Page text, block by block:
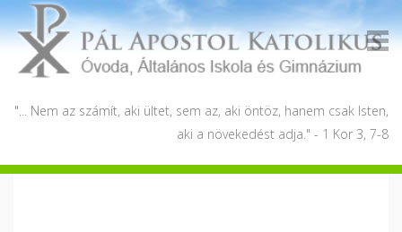
"... Nem az számít, aki ültet, sem az, aki öntöz, hanem csak Isten,
aki a növekedést adja." - 1 Kor 3, 7-8